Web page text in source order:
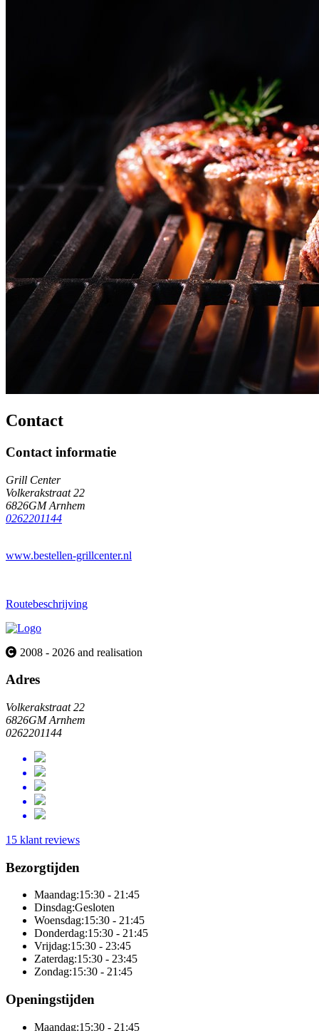
Contact
Contact informatie
Grill Center
Volkerakstraat 22
6826GM Arnhem
0262201144
www.bestellen-grillcenter.nl
Routebeschrijving
2008 - 2026 and realisation
Adres
Volkerakstraat 22
6826GM Arnhem
0262201144
15 klant reviews
Bezorgtijden
Maandag:15:30 - 21:45
Dinsdag:Gesloten
Woensdag:15:30 - 21:45
Donderdag:15:30 - 21:45
Vrijdag:15:30 - 23:45
Zaterdag:15:30 - 23:45
Zondag:15:30 - 21:45
Openingstijden
Maandag:15:30 - 21:45